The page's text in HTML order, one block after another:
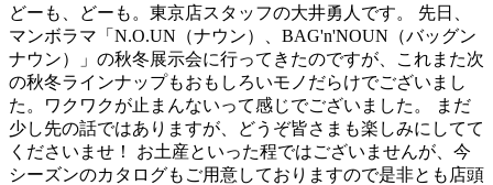
どーも、どーも。東京店スタッフの大井勇人です。 先日、
マンボラマ「N.O.UN（ナウン）、BAG'n'NOUN（バッグン
ナウン）」の秋冬展示会に行ってきたのですが、これまた次
の秋冬ラインナップもおもしろいモノだらけでございまし
た。ワクワクが止まんないって感じでございました。 まだ
少し先の話ではありますが、どうぞ皆さまも楽しみにしてて
くださいませ！ お土産といった程ではございませんが、今
シーズンのカタログもご用意しておりますので是非とも店頭